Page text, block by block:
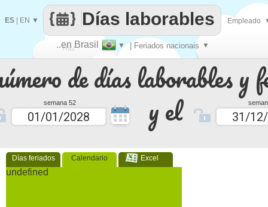
de días laborables y
semana 52 y el
Días feriados Calendario Excel
undefined
Haz
que
..en Brasil ▼ | Feriados nacionais ▼
Días laborables
ES EN ▼ Empleado